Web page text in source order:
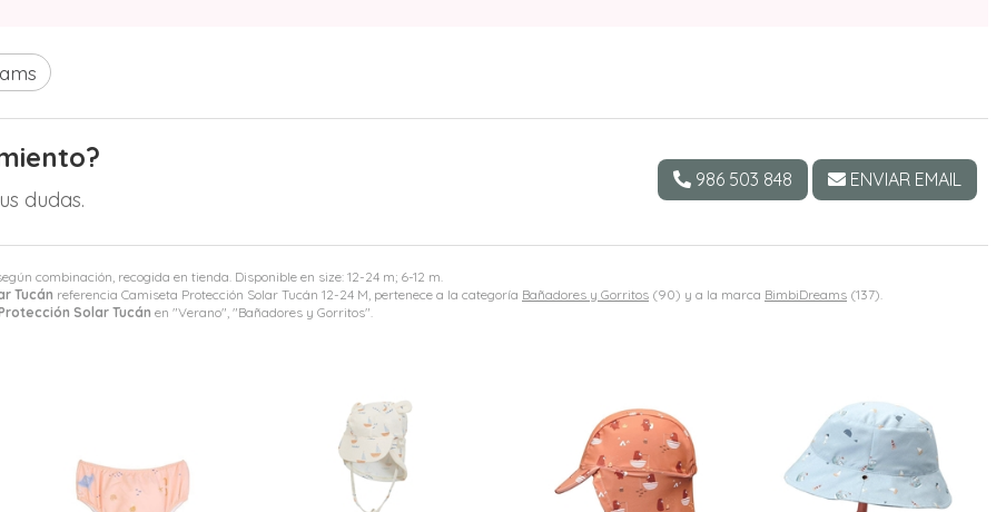
combinación, recogida en tienda. Disponible en size: 12-24 m; 6-12 m.
Tucán referencia Camiseta Protección Solar Tucán 12-24 M, pertenece a la categoría Bañadores y Gorritos (90) y a la marca BimbiDreams (137).
Solar Tucán en "Verano", "Bañadores y Gorritos".
dudas.
986 503 848 ENVIAR EMAIL